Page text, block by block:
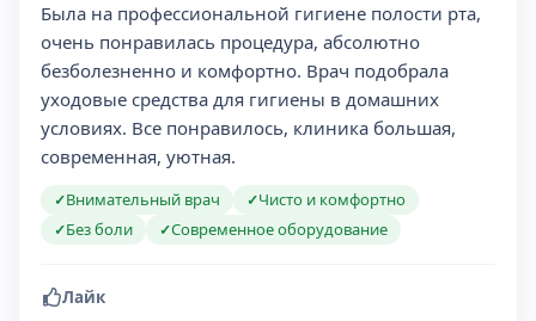
Была на профессиональной гигиене полости рта,
очень понравилась процедура, абсолютно
безболезненно и комфортно. Врач подобрала
уходовые средства для гигиены в домашних
условиях. Все понравилось, клиника большая,
современная, уютная.
✓Внимательный врач ✓Чисто и комфортно
✓Без боли ✓Современное оборудование
Лайк